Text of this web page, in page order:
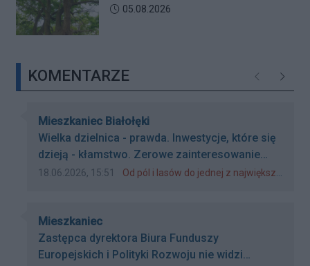
Data dodania artykułu:
05.08.2026
KOMENTARZE Poprzednie
Autor komentarza:
Mieszkaniec Białołęki
Treść komentarza:
Wielka dzielnica - prawda. Inwestycje, które się
dzieją - kłamstwo. Zerowe zainteresowanie
dzielnicą - prawda. Strategia rozwoju - NIE
resztę bandy. DOŚĆ
Data dodania komentarza:
18.06.2026, 15:51 Źródło komentarza:
Od pól i lasów do jednej z największych dzielnic Warszawy. Jak zmieniła się Białołęka w ciągu ostatnich 20 lat?
Autor komentarza:
Mieszkaniec
Treść komentarza:
Zastępca dyrektora Biura Funduszy
Europejskich i Polityki Rozwoju nie widzi